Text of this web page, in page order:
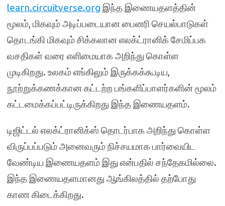
learn.circuitverse.org இந்த இணையதளத்தின்
மூலம், மிகவும் அடிப்படையான பைனரி செயல்பாடுகள்
தொடங்கி மிகவும் சிக்கலான எலக்ட்ரானிக் சேமிப்பக
வசதிகள் வரை எளிமையாக அறிந்து கொள்ள
முடிகிறது. உலகம் எங்கிலும் இருக்கக்கூடிய,
நூற்றுக்கணக்கான கட்டற்ற பங்களிப்பாளர்களின் மூலம்
கட்டமைக்கப்பட்டிருக்கிறது இந்த இணையதளம்.
டிஜிட்டல் எலக்ட்ரானிக்ஸ் தொடர்பாக அறிந்து கொள்ள
விருப்பப்படும் அனைவரும் நிச்சயமாக பார்வையிட
வேண்டிய இணையதளம் இது என்பதில் சந்தேகமில்லை.
இந்த இணையதளமானது ஆங்கிலத்தில் தற்போது
காண கிடைக்கிறது.